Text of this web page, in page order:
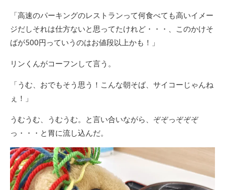
「高速のパーキングのレストランって何食べても高いイメー
ジだしそれは仕方ないと思ってたけれど・・・、このかけそ
ばが500円っていうのはお値段以上かも！」
リンくんがコーフンして言う。
「うむ、おでもそう思う！こんな朝そば、サイコーじゃんね
ぇ！」
うむうむ、うむうむ。と言い合いながら、ぞぞっぞぞぞ
っ・・・と胃に流し込んだ。